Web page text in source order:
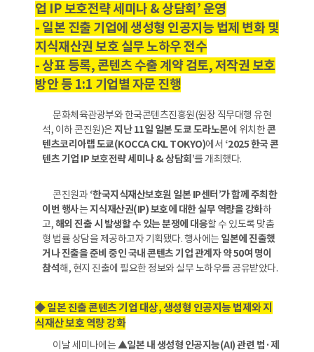
업 IP 보호전략 세미나 & 상담회’ 운영
- 일본 진출 기업에 생성형 인공지능 법제 변화 및
지식재산권 보호 실무 노하우 전수
- 상표 등록, 콘텐츠 수출 계약 검토, 저작권 보호
방안 등 1:1 기업별 자문 진행
문화체육관광부와 한국콘텐츠진흥원(원장 직무대행 유현
석, 이하 콘진원)은지난 11일 일본 도쿄 도라노몬에 위치한콘
텐츠코리아랩 도쿄(KOCCA CKL TOKYO)에서 ‘2025 한국 콘
텐츠 기업 IP 보호전략 세미나 & 상담회’를 개최했다.
콘진원과 ‘한국지식재산보호원 일본 IP센터’가 함께 주최한
이번 행사는지식재산권(IP) 보호에 대한 실무 역량을 강화하
고, 해외 진출 시 발생할 수 있는 분쟁에 대응할 수 있도록 맞춤
형 법률 상담을 제공하고자 기획됐다. 행사에는 일본에 진출했
거나 진출을 준비 중인 국내 콘텐츠 기업 관계자 약 50여 명이
참석해, 현지 진출에 필요한 정보와 실무 노하우를 공유받았다.
◆ 일본 진출 콘텐츠 기업 대상, 생성형 인공지능 법제와 지
식재산 보호 역량 강화
이날 세미나에는▲일본 내 생성형 인공지능(AI) 관련 법·제